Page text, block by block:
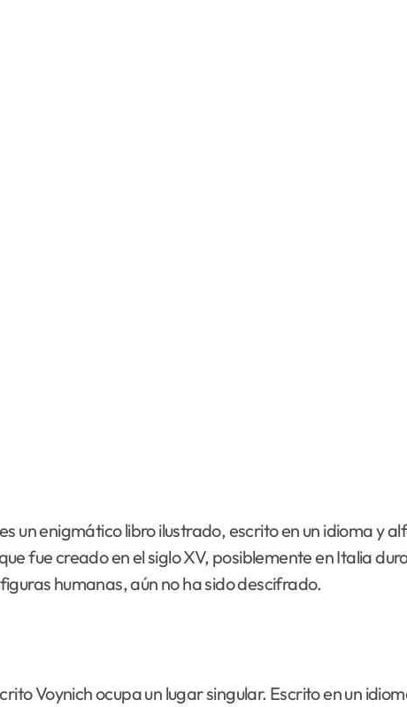
un enigmático libro ilustrado, escrito en un idioma y
fue creado en el siglo XV, posiblemente en Italia
humanas, aún no ha sido descifrado.
Voynich ocupa un lugar singular. Escrito en un